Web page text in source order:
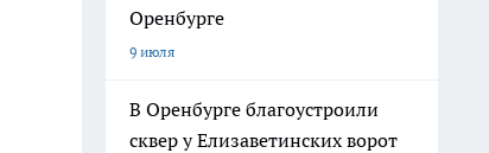
Оренбурге
9 июля
В Оренбурге благоустроили
сквер у Елизаветинских ворот